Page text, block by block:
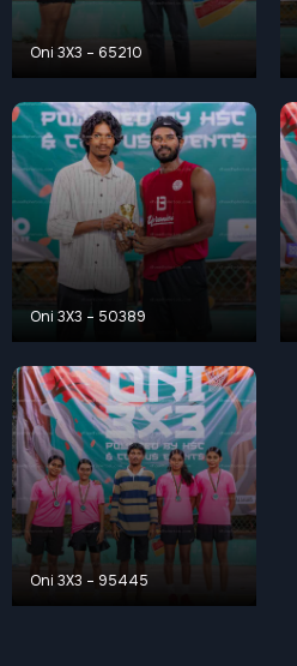
Oni 3X3 – 65210
Oni 3X3 – 50389
Oni 3X3 – 95445